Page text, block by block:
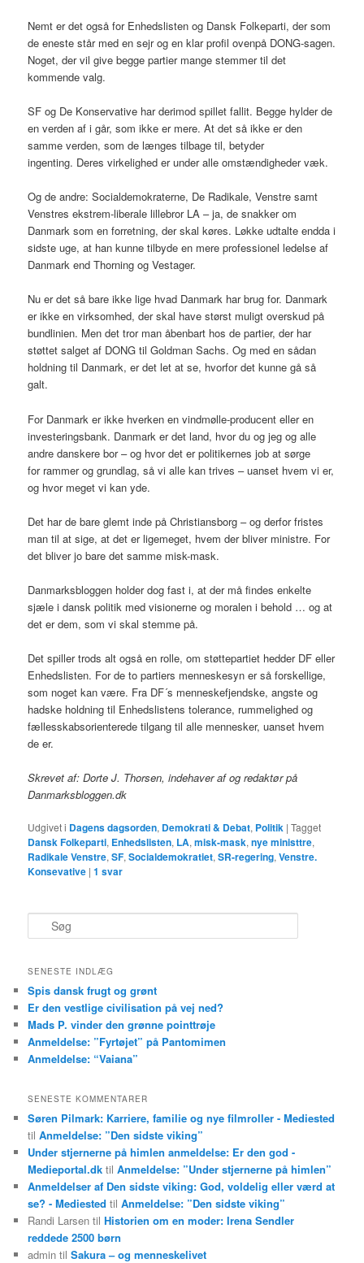
Nemt er det også for Enhedslisten og Dansk Folkeparti, der som
de eneste står med en sejr og en klar profil ovenpå DONG-sagen.
Noget, der vil give begge partier mange stemmer til det
kommende valg.
SF og De Konservative har derimod spillet fallit. Begge hylder de
en verden af i går, som ikke er mere. At det så ikke er den
samme verden, som de længes tilbage til, betyder
ingenting. Deres virkelighed er under alle omstændigheder væk.
Og de andre: Socialdemokraterne, De Radikale, Venstre samt
Venstres ekstrem-liberale lillebror LA – ja, de snakker om
Danmark som en forretning, der skal køres. Løkke udtalte endda i
sidste uge, at han kunne tilbyde en mere professionel ledelse af
Danmark end Thorning og Vestager.
Nu er det så bare ikke lige hvad Danmark har brug for. Danmark
er ikke en virksomhed, der skal have størst muligt overskud på
bundlinien. Men det tror man åbenbart hos de partier, der har
støttet salget af DONG til Goldman Sachs. Og med en sådan
holdning til Danmark, er det let at se, hvorfor det kunne gå så
galt.
For Danmark er ikke hverken en vindmølle-producent eller en
investeringsbank. Danmark er det land, hvor du og jeg og alle
andre danskere bor – og hvor det er politikernes job at sørge
for rammer og grundlag, så vi alle kan trives – uanset hvem vi er,
og hvor meget vi kan yde.
Det har de bare glemt inde på Christiansborg – og derfor fristes
man til at sige, at det er ligemeget, hvem der bliver ministre. For
det bliver jo bare det samme misk-mask.
Danmarksbloggen holder dog fast i, at der må findes enkelte
sjæle i dansk politik med visionerne og moralen i behold … og at
det er dem, som vi skal stemme på.
Det spiller trods alt også en rolle, om støttepartiet hedder DF eller
Enhedslisten. For de to partiers menneskesyn er så forskellige,
som noget kan være. Fra DF´s menneskefjendske, angste og
hadske holdning til Enhedslistens tolerance, rummelighed og
fællesskabsorienterede tilgang til alle mennesker, uanset hvem
de er.
Skrevet af: Dorte J. Thorsen, indehaver af og redaktør på
Danmarksbloggen.dk
Udgivet i Dagens dagsorden, Demokrati & Debat, Politik |Tagget
Dansk Folkeparti, Enhedslisten, LA,misk-mask,nye ministtre,
Radikale Venstre,SF,Socialdemokratiet,SR-regering,Venstre.
Konsevative |1 svar
ø
SENESTE INDLÆG
Spis dansk frugt og grønt
Er den vestlige civilisation på vej ned?
Mads P. vinder den grønne pointtrøje
Anmeldelse: ”Fyrtøjet” på Pantomimen
Anmeldelse: “Vaiana”
SENESTE KOMMENTARER
Søren Pilmark: Karriere, familie og nye filmroller - Mediested
tilAnmeldelse: ”Den sidste viking”
Under stjernerne på himlen anmeldelse: Er den god -
Medieportal.dk tilAnmeldelse: ”Under stjernerne på himlen”
Anmeldelser af Den sidste viking: God, voldelig eller værd at
se? - Mediested tilAnmeldelse: ”Den sidste viking”
Randi Larsen tilHistorien om en moder: Irena Sendler
reddede 2500 børn
admin tilSakura – og menneskelivet